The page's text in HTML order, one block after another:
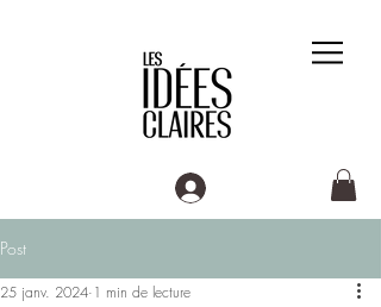
Post
25 janv. 2024 1 min de lecture